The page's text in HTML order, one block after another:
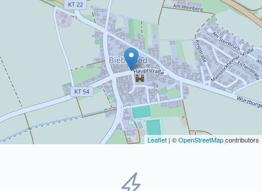
Leaflet | ©OpenStreetMapcontributors